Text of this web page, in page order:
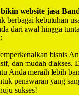
bikin website jasa
berbagai kebutuhan
dari awal hingga
bisnis
dan mudah diakses.
Anda meraih lebih
penawaran yang
sukses!